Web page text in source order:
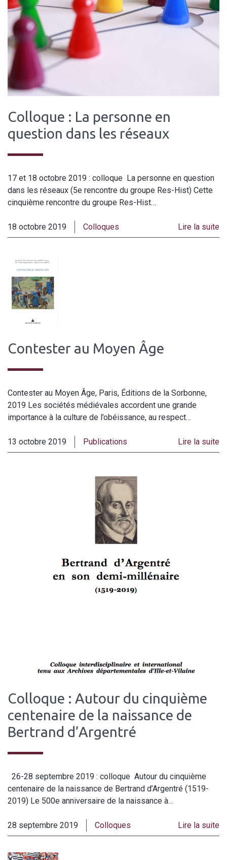
Colloque : La personne en
question dans les réseaux
17 et 18 octobre 2019 : colloque La personne en question
dans les réseaux (5e rencontre du groupe Res-Hist) Cette
cinquième rencontre du groupe Res-Hist…
18 octobre 2019 Colloques Lire la suite
Contester au Moyen Âge
Contester au Moyen Âge, Paris, Éditions de la Sorbonne,
2019 Les sociétés médiévales accordent une grande
importance à la culture de l’obéissance, au respect…
13 octobre 2019 Publications Lire la suite
Colloque : Autour du cinquième
centenaire de la naissance de
Bertrand d’Argentré
26-28 septembre 2019 : colloque Autour du cinquième
centenaire de la naissance de Bertrand d’Argentré (1519-
2019) Le 500e anniversaire de la naissance à…
28 septembre 2019 Colloques Lire la suite